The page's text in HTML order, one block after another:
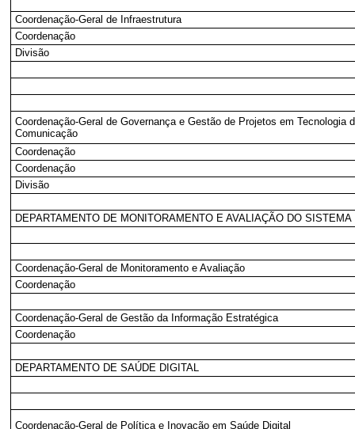
Coordenação-Geral de Infraestrutura
Coordenação
Divisão
Coordenação-Geral de Governança e Gestão de Projetos em Tecnologia
Comunicação
Coordenação
Coordenação
Divisão
DEPARTAMENTO DE MONITORAMENTO E AVALIAÇÃO DO
Coordenação-Geral de Monitoramento e Avaliação
Coordenação
Coordenação-Geral de Gestão da Informação Estratégica
Coordenação
DEPARTAMENTO DE SAÚDE DIGITAL
Coordenação-Geral de Política e Inovação em Saúde Digital